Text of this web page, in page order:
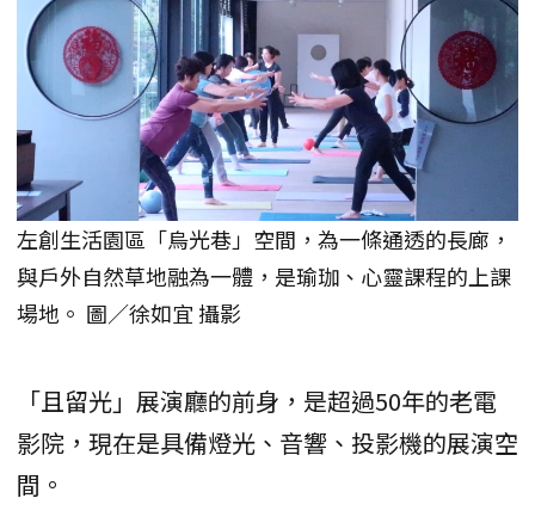
左創生活園區「烏光巷」空間，為一條通透的長廊，
與戶外自然草地融為一體，是瑜珈、心靈課程的上課
場地。 圖／徐如宜 攝影
「且留光」展演廳的前身，是超過50年的老電
影院，現在是具備燈光、音響、投影機的展演空
間。